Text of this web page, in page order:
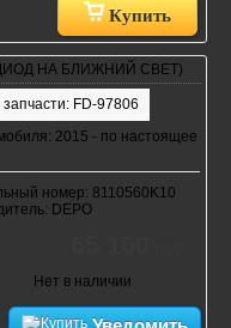
Купить
НА БЛИЖНИЙ СВЕТ)
запчасти: FD-97806
2015 - по настоящее
номер: 8110560K10
DEPO
Нет в наличии